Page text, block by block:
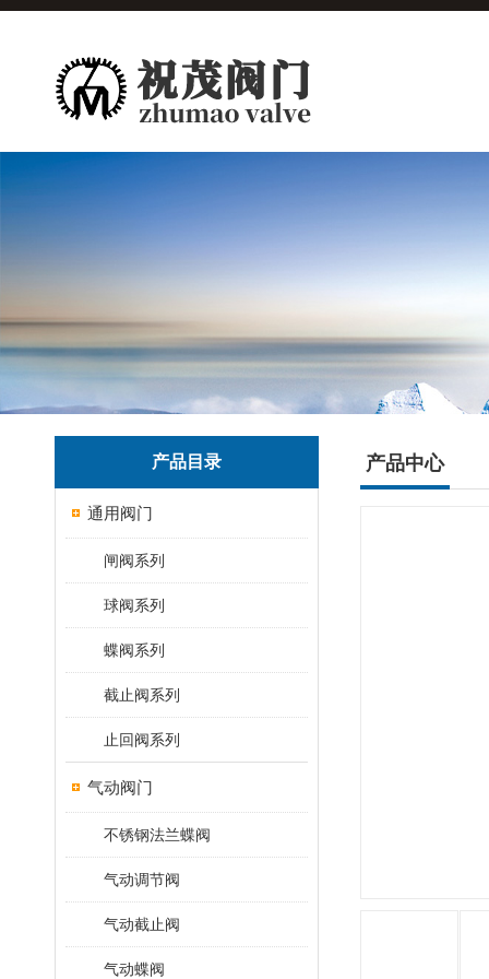
产品目录
通用阀门
闸阀系列
球阀系列
蝶阀系列
截止阀系列
止回阀系列
气动阀门
不锈钢法兰蝶阀
气动调节阀
气动截止阀
气动蝶阀
产品中心